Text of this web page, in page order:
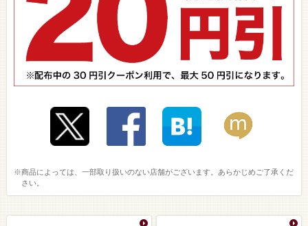
※商品によっては、一部取り扱いのない店舗がございます。あらかじめご了承くだ
さい。